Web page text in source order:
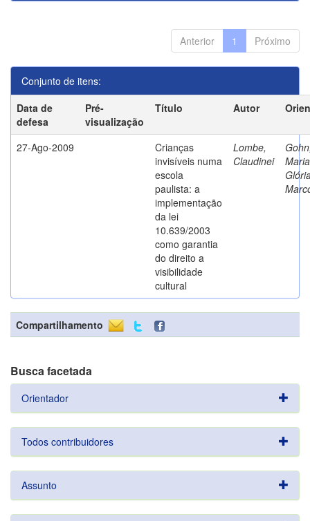
Anterior 1 Próximo
Conjunto de itens:
Data de
defesa
Pré-
visualização
Título Autor
27-Ago-2009
Crianças
invisíveis numa
escola
paulista: a
implementação
da lei
10.639/2003
como garantia
do direito a
visibilidade
cultural
Lombe,
Claudinei
Compartilhamento
Busca facetada
Orientador
Todos contribuidores
Assunto